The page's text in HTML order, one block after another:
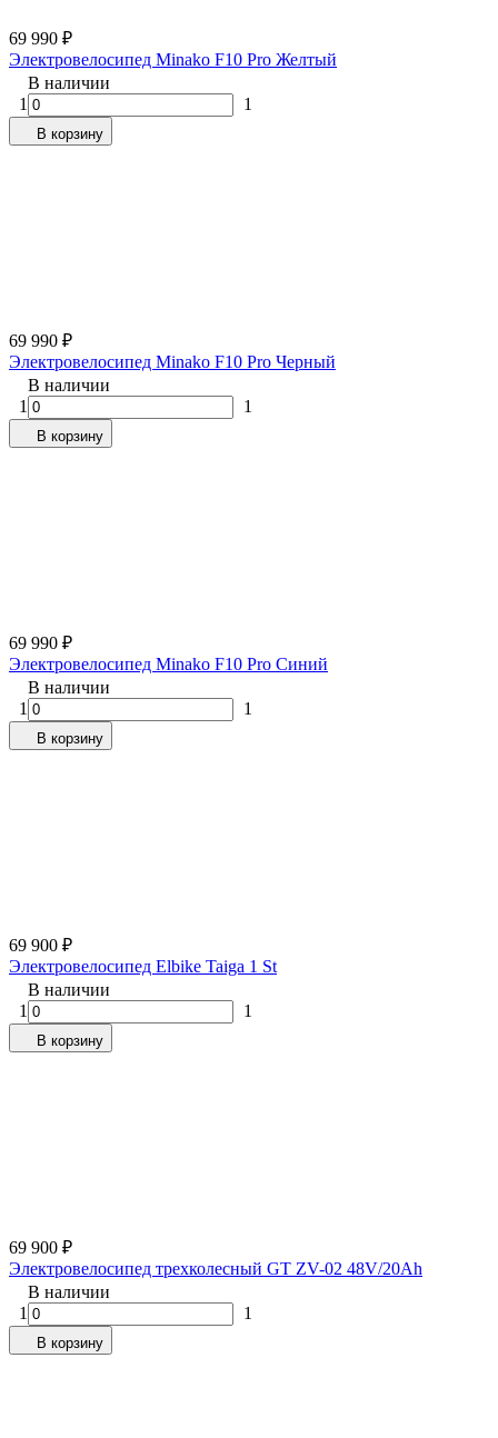
69 990 ₽
Электровелосипед Minako F10 Pro Желтый
В наличии
1
1
В корзину
69 990 ₽
Электровелосипед Minako F10 Pro Черный
В наличии
1
1
В корзину
69 990 ₽
Электровелосипед Minako F10 Pro Синий
В наличии
1
1
В корзину
69 900 ₽
Электровелосипед Elbike Taiga 1 St
В наличии
1
1
В корзину
69 900 ₽
Электровелосипед трехколесный GT ZV-02 48V/20Ah
В наличии
1
1
В корзину